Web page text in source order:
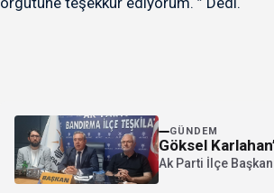
GÜNDEM
Göksel
Ak Parti İlçe